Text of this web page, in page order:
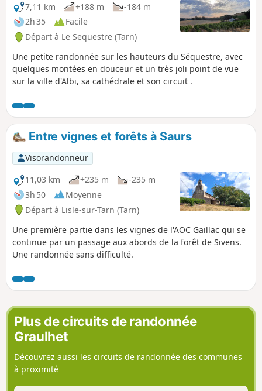
7,11 km
+188 m
-184 m
2h 35
Facile
Départ à Le Sequestre (Tarn)
Une petite randonnée sur les hauteurs du Séquestre, avec
quelques montées en douceur et un très joli point de vue
sur la ville d'Albi, sa cathédrale et son circuit .
Entre vignes et forêts à Saurs
Visorandonneur
11,03 km
+235 m
-235 m
3h 50
Moyenne
Départ à Lisle-sur-Tarn (Tarn)
Une première partie dans les vignes de l'AOC Gaillac qui se
continue par un passage aux abords de la forêt de Sivens.
Une randonnée sans difficulté.
Plus de circuits de randonnée
Graulhet
Découvrez aussi les circuits de randonnée des communes
à proximité